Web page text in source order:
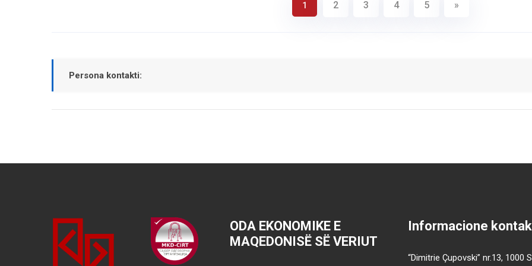
1 2 3 4 5 »
Persona kontakti:
ODA EKONOMIKE E
MAQEDONISË SË VERIUT
Informacione
“Dimitrie Çupovski” nr.13, 1000